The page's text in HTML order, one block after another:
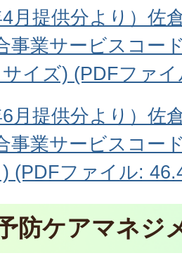
4月提供分より）佐
事業サービスコー
イズ) (PDFファ
6月提供分より）佐
事業サービスコー
(PDFファイル:
防ケアマネジ